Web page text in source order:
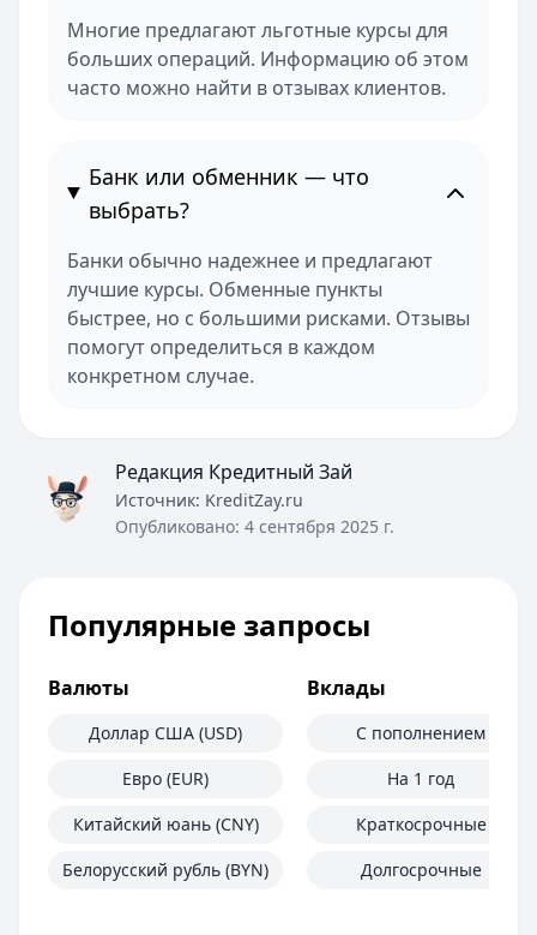
Многие предлагают льготные курсы для
больших операций. Информацию об этом
часто можно найти в отзывах клиентов.
Банк или обменник — что
выбрать?
Банки обычно надежнее и предлагают
лучшие курсы. Обменные пункты
быстрее, но с большими рисками. Отзывы
помогут определиться в каждом
конкретном случае.
Редакция Кредитный Зай
Источник: KreditZay.ru
Опубликовано: 4 сентября 2025 г.
Популярные запросы
Валюты
Доллар США (USD)
Евро (EUR)
Китайский юань (CNY)
Белорусский рубль (BYN)
Вклады
С пополнением
На 1 год
Краткосрочные
Долгосрочные